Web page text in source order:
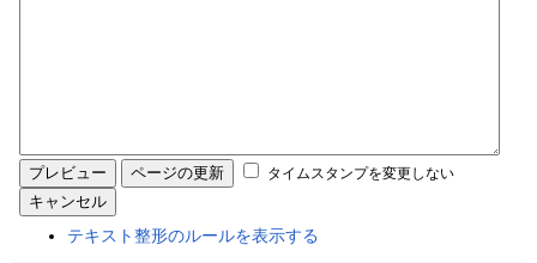
タイムスタンプを変更しない
テキスト整形のルールを表示する